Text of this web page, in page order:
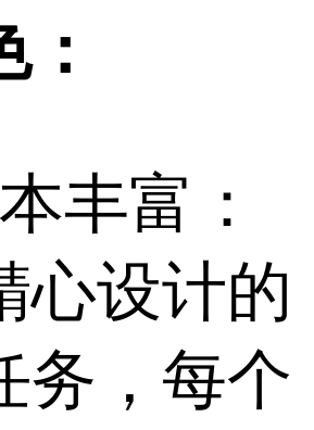
丰富：
心设计的
务，每个